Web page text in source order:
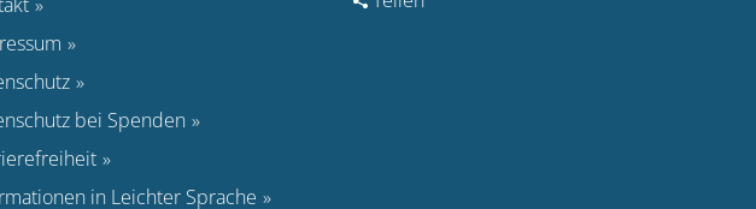
bei Spenden
in Leichter Sprache